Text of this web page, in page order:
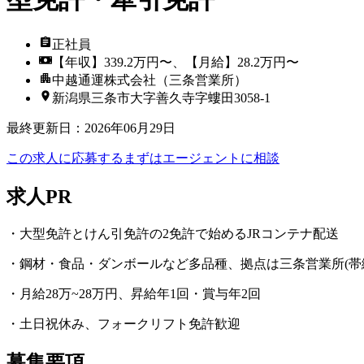
正社員
【年収】339.2万円〜、【月給】28.2万円〜
中越通運株式会社（三条営業所）
新潟県三条市大字善久寺字螻田3058-1
最終更新日 ： 2026年06月29日
この求人に応募する まずはエージェントに相談
求人PR
・大型免許とけん引免許の2免許で始めるJRコンテナ配送
・鋼材・食品・ダンボールなど多品種、拠点は三条営業所(
・月給28万~28万円、昇給年1回・賞与年2回
・土日祝休み、フォークリフト免許歓迎